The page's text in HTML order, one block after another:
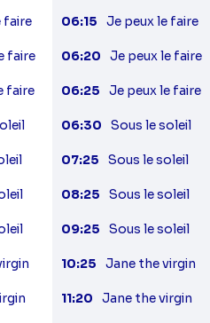
faire
faire
faire
06:15 Je peux le faire
06:20 Je peux le faire
06:25 Je peux le faire
06:30 Sous le soleil
07:25 Sous le soleil
08:25 Sous le soleil
09:25 Sous le soleil
10:25 Jane the virgin
11:20 Jane the virgin